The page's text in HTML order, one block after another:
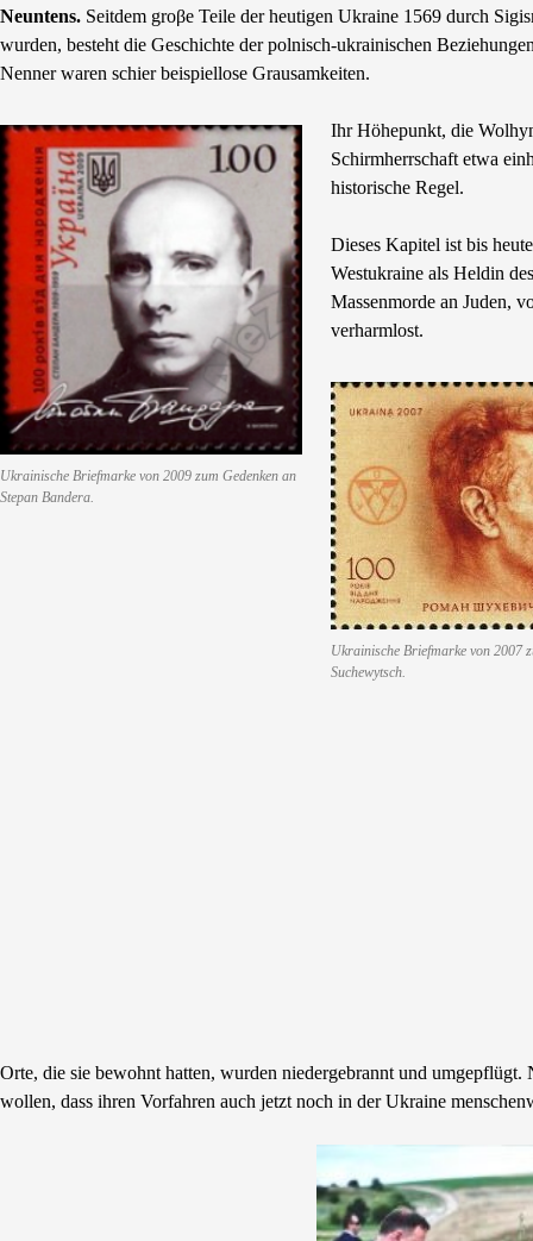
Neuntens. Seitdem groβe Teile der heutigen Ukraine 1569 durch
wurden, besteht die Geschichte der polnisch-ukrainischen
Nenner waren schier beispiellose Grausamkeiten.
Ukrainische Briefmarke von 2009 zum Gedenken an
Stepan Bandera.
Ihr Höhepunkt, die
Schirmherrschaft etwa
historische Regel.
Dieses Kapitel ist bis
Westukraine als Heldin
Massenmorde an Juden,
verharmlost.
Ukrainische Briefmarke von 2007
Suchewytsch.
Orte, die sie bewohnt hatten, wurden niedergebrannt und
wollen, dass ihren Vorfahren auch jetzt noch in der Ukraine